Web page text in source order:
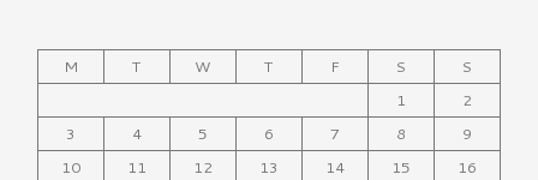
M T W T F S
S
1
2
3
4 5 6 7 8
9
10
11 12 13 14 15
16